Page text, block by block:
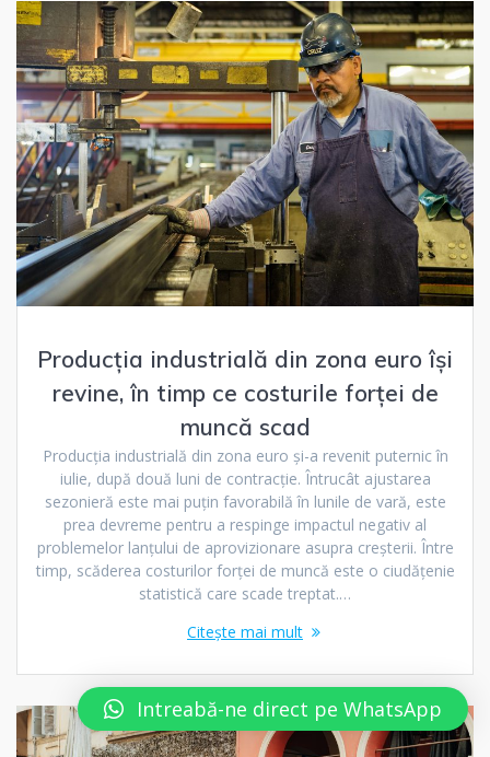
Producția industrială din zona euro își
revine, în timp ce costurile forței de
muncă scad
Producția industrială din zona euro și-a revenit puternic în
iulie, după două luni de contracție. Întrucât ajustarea
sezonieră este mai puțin favorabilă în lunile de vară, este
prea devreme pentru a respinge impactul negativ al
problemelor lanțului de aprovizionare asupra creșterii. Între
timp, scăderea costurilor forței de muncă este o ciudățenie
statistică care scade treptat.…
Citește mai mult
Intreabă-ne direct pe WhatsApp